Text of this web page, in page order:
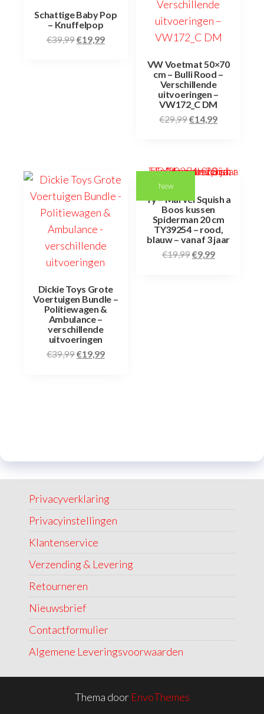
Schattige Baby Pop
– Knuffelpop
€39,99€19,99
VW Voetmat 50×70
cm – Bulli Rood –
Verschillende
uitvoeringen –
VW172_C DM
€29,99€14,99
Dickie Toys Grote
Voertuigen Bundle –
Politiewagen &
Ambulance –
verschillende
uitvoeringen
€39,99€19,99
New
Ty – Marvel Squish a
Boos kussen
Spiderman 20 cm
TY39254 – rood,
blauw – vanaf 3 jaar
€19,99€9,99
Privacyverklaring
Privacyinstellingen
Klantenservice
Verzending & Levering
Retourneren
Nieuwsbrief
Contactformulier
Algemene Leveringsvoorwaarden
Thema door EnvoThemes